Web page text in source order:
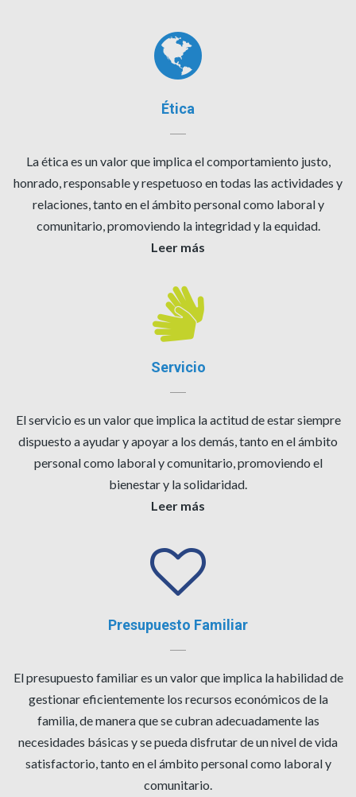
Ética
La ética es un valor que implica el comportamiento justo,
honrado, responsable y respetuoso en todas las actividades y
relaciones, tanto en el ámbito personal como laboral y
comunitario, promoviendo la integridad y la equidad.
Leer más
Servicio
El servicio es un valor que implica la actitud de estar siempre
dispuesto a ayudar y apoyar a los demás, tanto en el ámbito
personal como laboral y comunitario, promoviendo el
bienestar y la solidaridad.
Leer más
Presupuesto Familiar
El presupuesto familiar es un valor que implica la habilidad de
gestionar eficientemente los recursos económicos de la
familia, de manera que se cubran adecuadamente las
necesidades básicas y se pueda disfrutar de un nivel de vida
satisfactorio, tanto en el ámbito personal como laboral y
comunitario.